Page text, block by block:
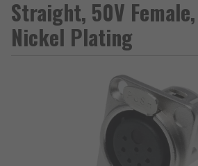
Straight, 50V Female,
Nickel Plating